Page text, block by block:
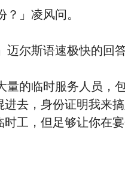
」凌风问。
尔斯语速极快的回答
的临时服务人员，包
进去，身份证明我来
时工，但足够让你在